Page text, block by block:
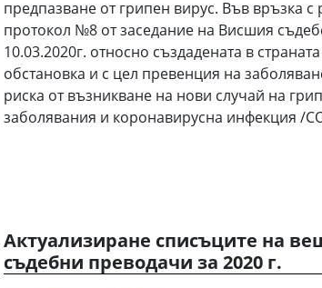
предпазване от грипен вирус. Във връзка
протокол №8 от заседание на Висшия
10.03.2020г. относно създадената в
обстановка и с цел превенция на
риска от възникване на нови случай на
заболявания и коронавирусна инфекция /
Актуализиране списъците на
съдебни преводачи за 2020 г.